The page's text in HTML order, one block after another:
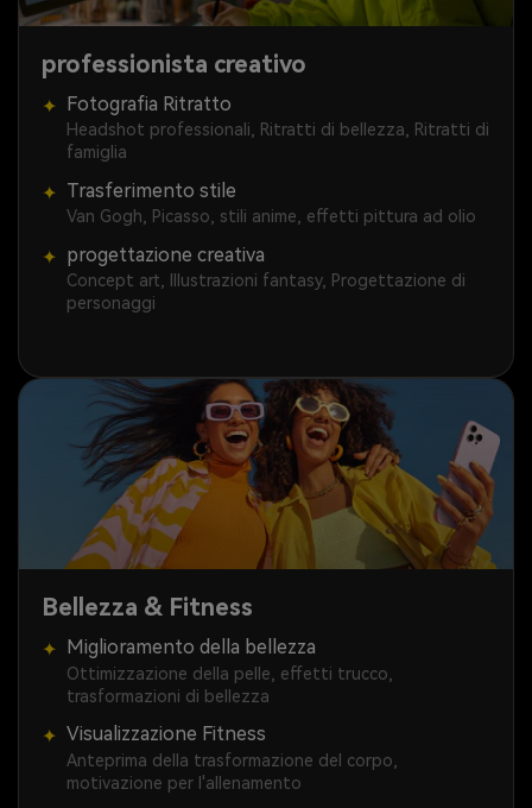
professionista creativo
✦ Fotografia Ritratto
Headshot professionali, Ritratti di bellezza, Ritratti di
famiglia
✦ Trasferimento stile
Van Gogh, Picasso, stili anime, effetti pittura ad olio
✦ progettazione creativa
Concept art, Illustrazioni fantasy, Progettazione di
personaggi
Bellezza & Fitness
✦ Miglioramento della bellezza
Ottimizzazione della pelle, effetti trucco,
trasformazioni di bellezza
✦ Visualizzazione Fitness
Anteprima della trasformazione del corpo,
motivazione per l'allenamento